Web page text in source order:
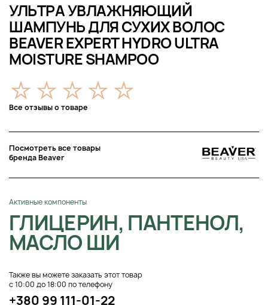
УЛЬТРА УВЛАЖНЯЮЩИЙ
ШАМПУНЬ ДЛЯ СУХИХ ВОЛОС
BEAVER EXPERT HYDRO ULTRA
MOISTURE SHAMPOO
Все отзывы о товаре
Посмотреть все товары
бренда Beaver
Активные компоненты
ГЛИЦЕРИН, ПАНТЕНОЛ,
МАСЛО ШИ
Также вы можете заказать этот товар
с 10:00 до 18:00 по телефону
+380 99 111-01-22